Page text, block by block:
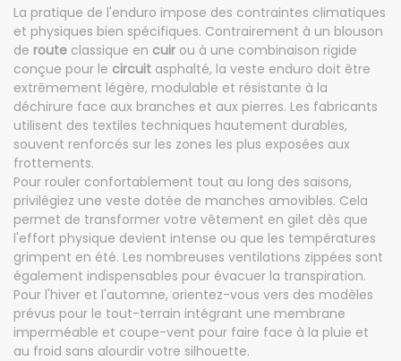
La pratique de l'enduro impose des contraintes climatiques
et physiques bien spécifiques. Contrairement à un blouson
de route classique en cuir ou à une combinaison rigide
conçue pour le circuit asphalté, la veste enduro doit être
extrêmement légère, modulable et résistante à la
déchirure face aux branches et aux pierres. Les fabricants
utilisent des textiles techniques hautement durables,
souvent renforcés sur les zones les plus exposées aux
frottements.
Pour rouler confortablement tout au long des saisons,
privilégiez une veste dotée de manches amovibles. Cela
permet de transformer votre vêtement en gilet dès que
l'effort physique devient intense ou que les températures
grimpent en été. Les nombreuses ventilations zippées sont
également indispensables pour évacuer la transpiration.
Pour l'hiver et l'automne, orientez-vous vers des modèles
prévus pour le tout-terrain intégrant une membrane
imperméable et coupe-vent pour faire face à la pluie et
au froid sans alourdir votre silhouette.